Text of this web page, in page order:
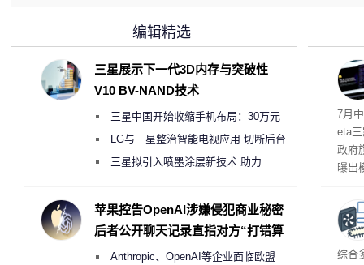
7月
eta
政府
曝出
综合
编辑精选
三星展示下一代3D内存与突破性
V10 BV-NAND技术
三星中国开始收缩手机布局：30万元
月销售额不达标门店 将被逐步清退
LG与三星整治智能电视应用 切断后台
偷偷共享带宽的违规行为
三星拟引入喷墨涂层新技术 助力
度
苹果控告OpenAI涉嫌侵犯商业秘密
后者公开聊天记录直指对方“打错算
Anthropic、OpenAI等企业面临欧盟